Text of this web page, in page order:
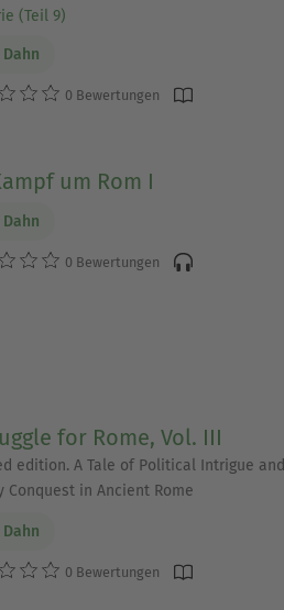
(Teil 9)
0 Bewertungen
um Rom I
0 Bewertungen
for Rome, Vol. III
edition. A Tale of Political Intrigue and
Conquest in Ancient Rome
0 Bewertungen